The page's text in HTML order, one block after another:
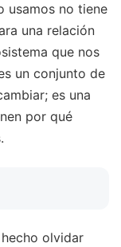
usamos no tiene
una relación
que nos
un conjunto de
es una
por qué
olvidar